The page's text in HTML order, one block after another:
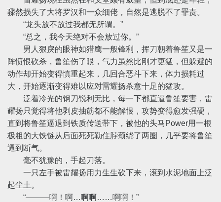
骤然损失了大将罗汉和一众细佬，自然是逃脱不了罪责。
“龙头放不放过我都无所谓。”
“总之，我今天绝对不会放过你。”
男人狠戾的眼神如猎鹰一般锋利，挥刀朝着鲁笙又是一
阵愤恨砍杀，鲁笙伤了眼，气力虽然比刚才更猛，但躲避的
动作却开始变得慎重起来，几回合恶斗下来，体力损耗过
大，开始逐渐变得难以应对雷耀扬杀意十足的猛攻。
泛着冷光的钢刀锐利无比，每一下都直逼鲁笙要害，雷
耀扬只觉得将他剥皮抽筋都不能解恨，攻势变得愈发强硬，
直到将鲁笙逼退到铁质传送带下，被他的头马Power用一根
极粗的大铁链从后面死死勒住脖颈绕了两圈，几乎要将鲁笙
逼到断气。
毫不犹豫的，手起刀落。
一只左手被雷耀扬用力生生砍下来，滚到水泥地面上泛
起尘土。
“———啊！啊…啊啊……啊啊！”